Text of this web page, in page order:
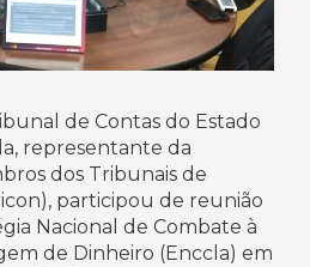
de Contas do Estado
representante da
dos Tribunais de
participou de reunião
Nacional de Combate à
de Dinheiro (Enccla) em